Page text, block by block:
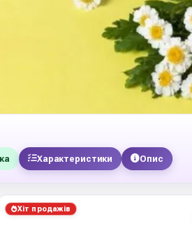
Характеристики Опис
Хіт продажів